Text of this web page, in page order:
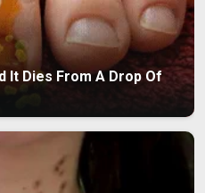
It Dies From A Drop Of